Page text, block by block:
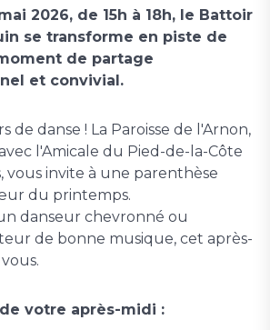
2026, de 15h à 18h, le Battoir
se transforme en piste de
de partage
et convivial.
de danse ! La Paroisse de l'Arnon,
l'Amicale du Pied-de-la-Côte
vous invite à une parenthèse
du printemps.
danseur chevronné ou
de bonne musique, cet après-
votre après-midi :